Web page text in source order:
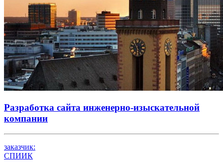
Разработка сайта инженерно-изыскательной
компании
заказчик:
СПИИК